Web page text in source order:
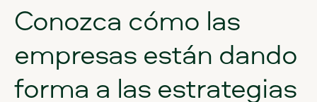
Conozca cómo las
empresas están dando
forma a las estrategias